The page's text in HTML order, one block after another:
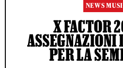
NEWS
X FACTOR
ASSEGNAZIONI
PER LA